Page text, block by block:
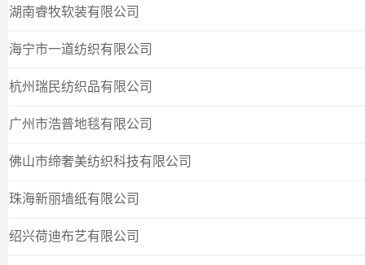
湖南睿牧软装有限公司
海宁市一道纺织有限公司
杭州瑞民纺织品有限公司
广州市浩普地毯有限公司
佛山市缔奢美纺织科技有限公司
珠海新丽墙纸有限公司
绍兴荷迪布艺有限公司